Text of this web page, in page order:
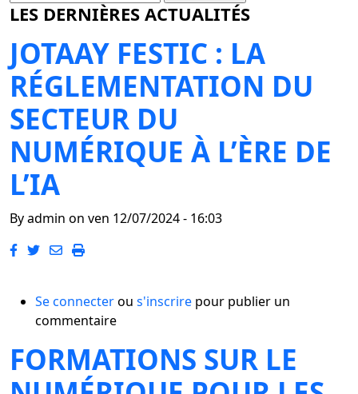
LES DERNIÈRES ACTUALITÉS
JOTAAY FESTIC : LA
RÉGLEMENTATION DU
SECTEUR DU
NUMÉRIQUE À L’ÈRE DE
L’IA
Byadmin on ven 12/07/2024 - 16:03
Se connecterou s'inscrire pour publier un
commentaire
FORMATIONS SUR LE